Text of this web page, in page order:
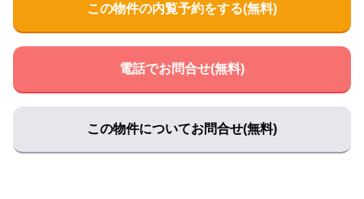
岡本クリニック
和歌山県橋本市学文路７０５ マップで見る
谷内クリニック
和歌山県橋本市東家４丁目２−４ マップで見る
紀北クリニック
この物件の内覧予約をする(無料)
電話でお問合せ(無料)
この物件についてお問合せ(無料)